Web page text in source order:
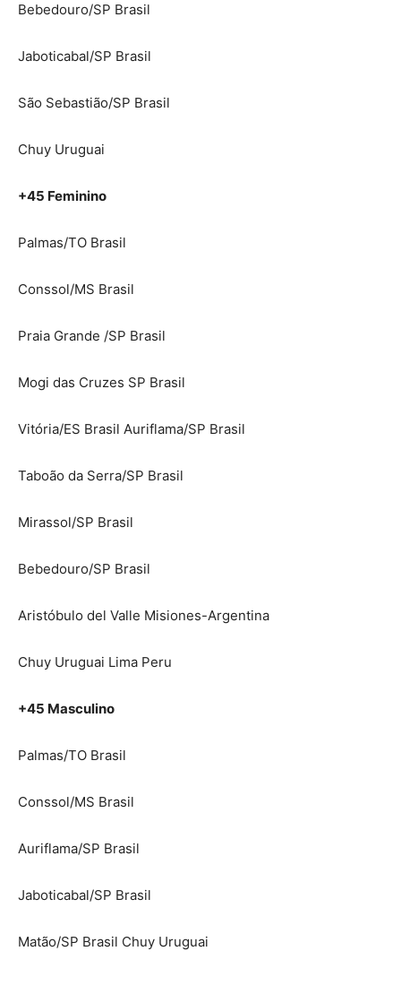
Bebedouro/SP Brasil
Jaboticabal/SP Brasil
São Sebastião/SP Brasil
Chuy Uruguai
+45 Feminino
Palmas/TO Brasil
Conssol/MS Brasil
Praia Grande /SP Brasil
Mogi das Cruzes SP Brasil
Vitória/ES Brasil Auriflama/SP Brasil
Taboão da Serra/SP Brasil
Mirassol/SP Brasil
Bebedouro/SP Brasil
Aristóbulo del Valle Misiones-Argentina
Chuy Uruguai Lima Peru
+45 Masculino
Palmas/TO Brasil
Conssol/MS Brasil
Auriflama/SP Brasil
Jaboticabal/SP Brasil
Matão/SP Brasil Chuy Uruguai